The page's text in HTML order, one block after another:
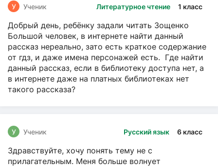
Литературное чтение 1 класс
У Ученик
Добрый день, ребёнку задали читать Зощенко
Большой человек, в интернете найти данный
рассказ нереально, зато есть краткое содержание
от гдз, и даже имена персонажей есть. Где найти
данный рассказ, если в библиотеку доступа нет, а
в интернете даже на платных библиотеках нет
такого рассказа?
Русский язык 6 класс
У Ученик
Здравствуйте, хочу понять тему не с
прилагательным. Меня больше волнует